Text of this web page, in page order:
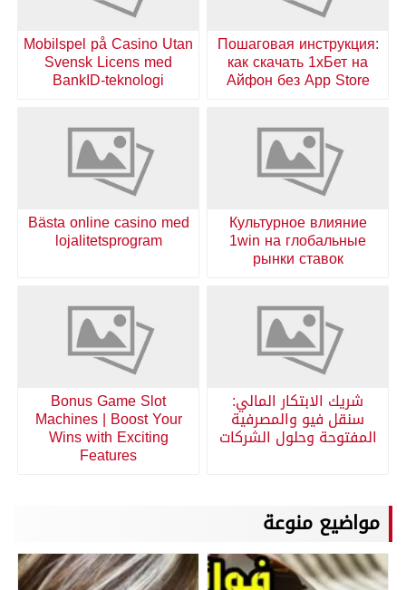
Пошаговая инструкция:
как скачать 1хБет на
Айфон без App Store
Mobilspel på Casino Utan
Svensk Licens med
BankID-teknologi
Культурное влияние
1win на глобальные
рынки ставок
Bästa online casino med
lojalitetsprogram
شريك الابتكار المالي:
سنقل فيو والمصرفية
المفتوحة وحلول الشركات
Bonus Game Slot
Machines | Boost Your
Wins with Exciting
Features
مواضيع منوعة